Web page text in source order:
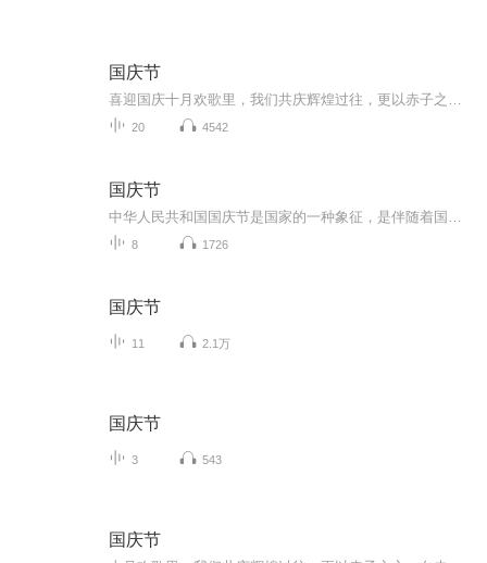
国庆节
20 4542
国庆节
8 1726
国庆节
11 2.1万
国庆节
3 543
国庆节